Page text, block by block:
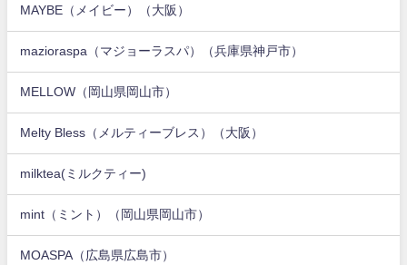
MAYBE（メイビー）（大阪）
mazioraspa（マジョーラスパ）（兵庫県神戸市）
MELLOW（岡山県岡山市）
Melty Bless（メルティーブレス）（大阪）
milktea(ミルクティー)
mint（ミント）（岡山県岡山市）
MOASPA（広島県広島市）